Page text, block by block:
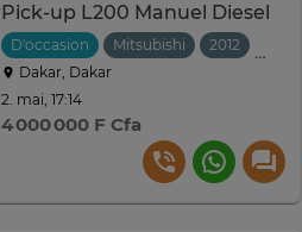
Pick-up L200 Manuel Diesel
D'occasion Mitsubishi 2012
Dakar, Dakar
2. mai, 17:14
4 000 000 F Cfa